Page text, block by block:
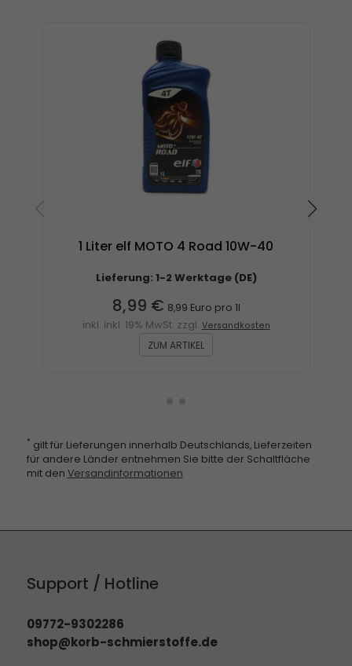
1 Liter elf MOTO 4 Road 10W-40
Lieferung: 1-2 Werktage (DE)
8,99 € 8,99 Euro pro 1l
inkl. inkl. 19% MwSt. zzgl. Versandkosten
ZUM ARTIKEL
* gilt für Lieferungen innerhalb Deutschlands, Lieferzeiten
für andere Länder entnehmen Sie bitte der Schaltfläche
mit den Versandinformationen
Support / Hotline
09772-9302286
shop@korb-schmierstoffe.de